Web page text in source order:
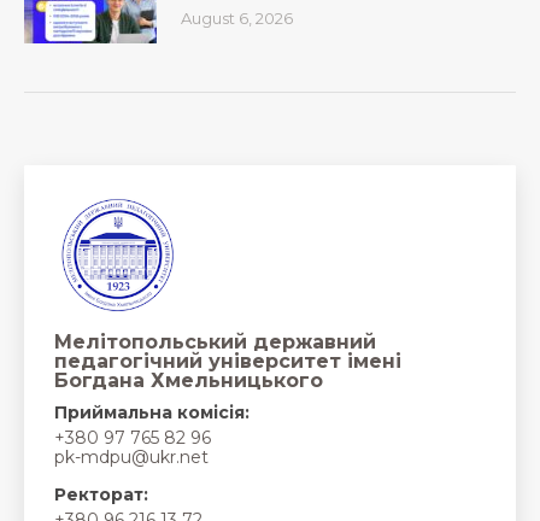
August 6, 2026
Мелітопольський державний
педагогічний університет імені
Богдана Хмельницького
Приймальна комісія:
+380 97 765 82 96
pk-mdpu@ukr.net
Ректорат: